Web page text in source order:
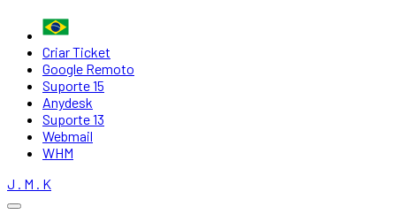
Criar Ticket
Google Remoto
Suporte 15
Anydesk
Suporte 13
Webmail
WHM
J . M . K